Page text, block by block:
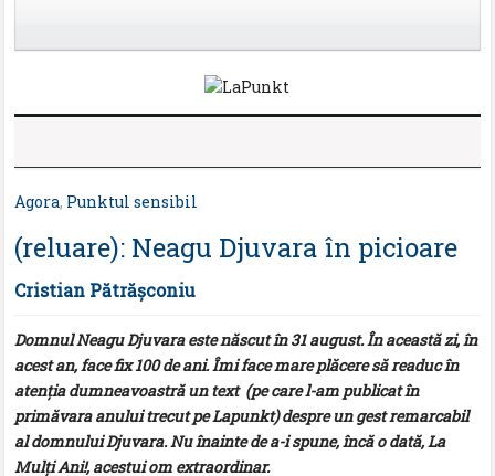
Agora, Punktul sensibil
(reluare): Neagu Djuvara în picioare
Cristian Pătrăşconiu
Domnul Neagu Djuvara este născut în 31 august. În această zi, în
acest an, face fix 100 de ani. Îmi face mare plăcere să readuc în
atenţia dumneavoastră un text (pe care l-am publicat în
primăvara anului trecut pe Lapunkt) despre un gest remarcabil
al domnului Djuvara. Nu înainte de a-i spune, încă o dată, La
Mulţi Ani!, acestui om extraordinar.